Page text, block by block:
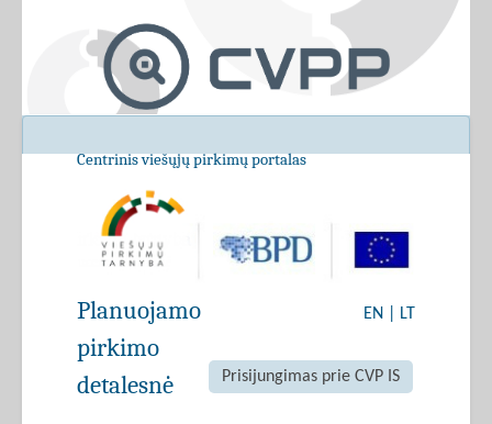
Centrinis viešųjų pirkimų portalas
EN LT
Prisijungimas prie CVP IS
Planuojamo
pirkimo
detalesnė